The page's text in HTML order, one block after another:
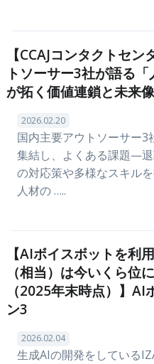
【CCAJコンタクトセ
トソーサー3社が語る
が拓く価値連鎖と未来像
2026.02.20
国内主要アウトソーサー3
集結し、よくある課題—
の対応策や多様なスキル
人材の …..
【AIボイスボットを利
（相当）は今いくら位
（2025年末時点）】
ン3
2026.02.04
生成AIの開発をしている